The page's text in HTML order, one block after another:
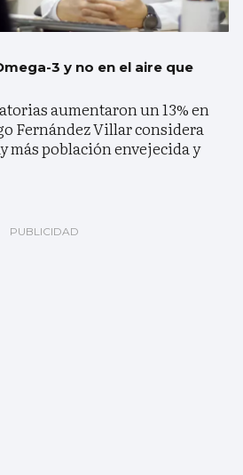
3 y no en el aire que
aumentaron un 13% en
Fernández Villar considera
más población envejecida y